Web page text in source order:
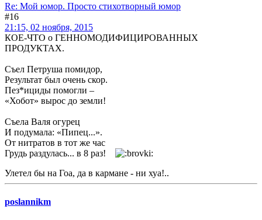
Re: Мой юмор. Просто стихотворный юмор
#16
21:15, 02 ноября, 2015
КОЕ-ЧТО о ГЕННОМОДИФИЦИРОВАННЫХ
ПРОДУКТАХ.
Съел Петруша помидор,
Результат был очень скор.
Пез*ициды помогли –
«Хобот» вырос до земли!
Съела Валя огурец
И подумала: «Пипец...».
От нитратов в тот же час
Грудь раздулась... в 8 раз!
Улетел бы на Гоа, да в кармане - ни хуа!..
poslannikm